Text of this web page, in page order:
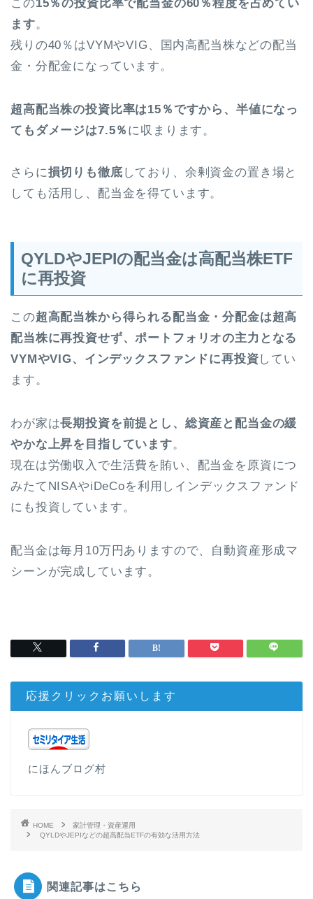
この15％の投資比率で配当金の60％程度を占めてい
ます。
残りの40％はVYMやVIG、国内高配当株などの配当
金・分配金になっています。
超高配当株の投資比率は15％ですから、半値になっ
てもダメージは7.5％ に収まります。
さらに損切りも徹底 しており、余剰資金の置き場と
しても活用し、配当金を得ています。
QYLDやJEPIの配当金は高配当株ETF
に再投資
この超高配当株から得られる配当金・分配金は超高
配当株に再投資せず、ポートフォリオの主力となる
VYMやVIG、インデックスファンドに再投資してい
ます。
わが家は長期投資を前提とし、総資産と配当金の緩
やかな上昇を目指しています。
現在は労働収入で生活費を賄い、配当金を原資につ
みたてNISAやiDeCoを利用しインデックスファンド
にも投資しています。
配当金は毎月10万円ありますので、自動資産形成マ
シーンが完成しています。
応援クリックお願いします
にほんブログ村
HOME
家計管理・資産運用
QYLDやJEPIなどの超高配当ETFの有効な活用方法
関連記事はこちら